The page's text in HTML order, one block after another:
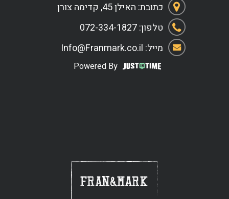
כתובת: האילן 45, קדימה צורן
טלפון: 072-334-1827
מייל: Info@Franmark.co.il
Powered By